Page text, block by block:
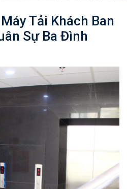
Tải Khách Ban
Sự Ba Đình